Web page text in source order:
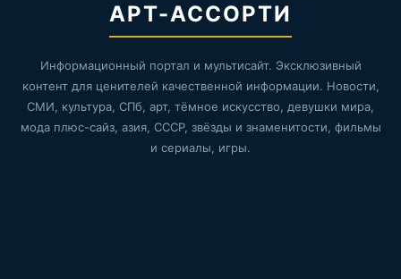
АРТ-АССОРТИ
Информационный портал и мультисайт. Эксклюзивный
контент для ценителей качественной информации. Новости,
СМИ, культура, СПб, арт, тёмное искусство, девушки мира,
мода плюс-сайз, азия, СССР, звёзды и знаменитости, фильмы
и сериалы, игры.